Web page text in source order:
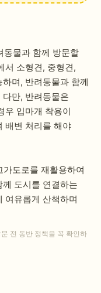
동물과 함께 방문할
서 소형견, 중형견,
며, 반려동물과 함께
만, 반려동물은
우 입마개 착용이
배변 처리를 해야
도로를 재활용하여
도시를 연결하는
여유롭게 산책하며
전 동반 정책을 꼭 확인하